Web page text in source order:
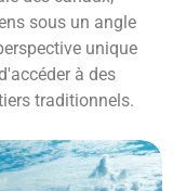
sous un angle
unique
à des
traditionnels.